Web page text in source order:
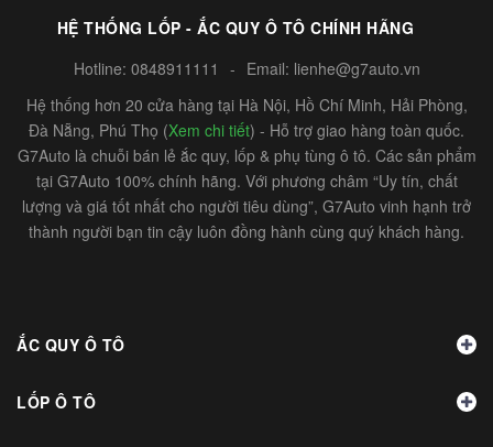
HỆ THỐNG LỐP - ẮC QUY Ô TÔ CHÍNH HÃNG
Hotline: 0848911111 - Email: lienhe@g7auto.vn
Hệ thống hơn 20 cửa hàng tại Hà Nội, Hồ Chí Minh, Hải Phòng,
Đà Nẵng, Phú Thọ (Xem chi tiết) - Hỗ trợ giao hàng toàn quốc.
G7Auto là chuỗi bán lẻ ắc quy, lốp & phụ tùng ô tô. Các sản phẩm
tại G7Auto 100% chính hãng. Với phương châm “Uy tín, chất
lượng và giá tốt nhất cho người tiêu dùng”, G7Auto vinh hạnh trở
thành người bạn tin cậy luôn đồng hành cùng quý khách hàng.
ẮC QUY Ô TÔ
LỐP Ô TÔ